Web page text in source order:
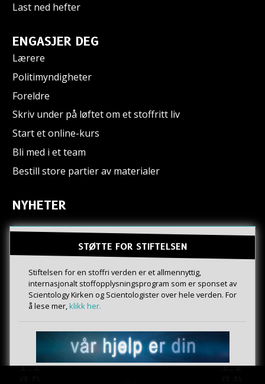
Last ned hefter
ENGASJER DEG
Lærere
Politimyndigheter
Foreldre
Skriv under på løftet om et stoffritt liv
Start et online-kurs
Bli med i et team
Bestill store partier av materialer
NYHETER
STØTTE FOR STIFTELSEN
Stiftelsen for en stoffri verden er et allmennyttig,
internasjonalt stoffopplysningsprogram som er sponset av
Scientology Kirken og Scientologister over hele verden. For
å lese mer,klikk her.